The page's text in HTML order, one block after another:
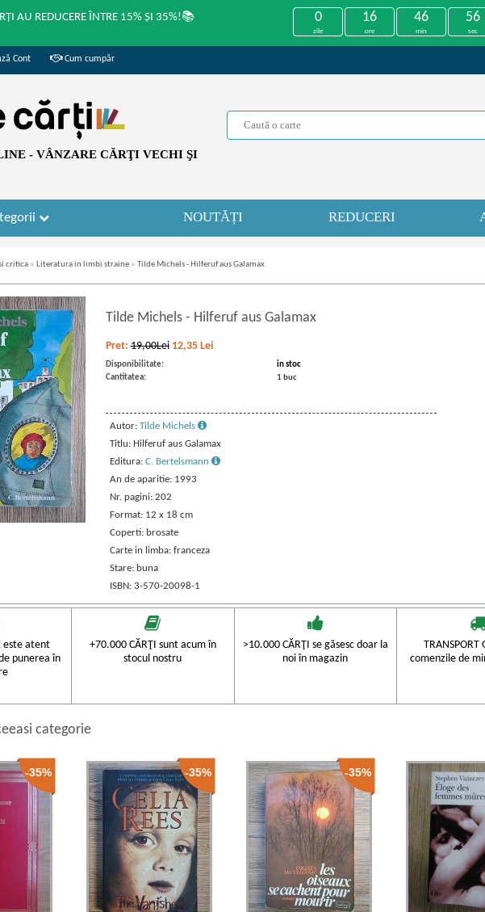
AU REDUCERE ÎNTRE 15% ȘI 35%!📚 0
zile
16
ore
46
min
56
sec
Cont Cum cumpăr
- VÂNZARE CĂRŢI VECHI ŞI
NOUTĂȚI REDUCERI
critica » Literatura in limbi straine » Tilde Michels - Hilferuf aus Galamax
Tilde Michels - Hilferuf aus Galamax
Pret:19,00Lei 12,35 Lei
Disponibilitate:
in stoc
Cantitatea:
1 buc
Autor: Tilde Michels
Titlu: Hilferuf aus Galamax
Editura: C. Bertelsmann
An de aparitie: 1993
Nr. pagini: 202
Format: 12 x 18 cm
Coperti: brosate
Carte in limba: franceza
Stare: buna
ISBN: 3-570-20098-1
este atent
punerea în
+70.000 CĂRŢI sunt acum în
stocul nostru
>10.000 CĂRŢI se găsesc doar la
noi în magazin
TRANSPORT
comenzile de
categorie
-35% -35% -35%